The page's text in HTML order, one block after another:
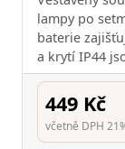
lampy po
baterie
a krytí IP44
449 Kč
včetně DPH